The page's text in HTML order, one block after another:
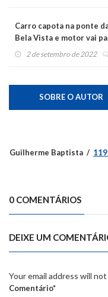
Carro capota na ponte
Bela Vista e motor vai
50 metros
2 de setembro de 2022
SOBRE O AUTOR
Guilherme Baptista
0 COMENTÁRIOS
DEIXE UM
Your email address will
Comentário*